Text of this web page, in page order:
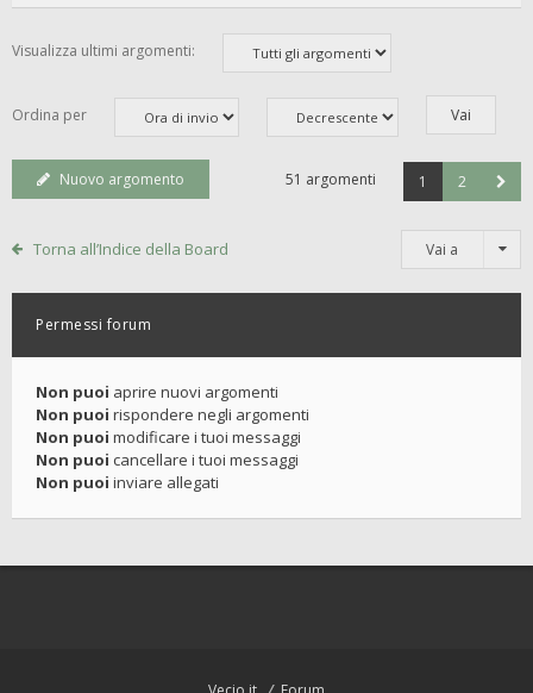
Visualizza ultimi argomenti:
Ordina per
Nuovo argomento 51 argomenti 1 2
Torna all’Indice della Board Vai a
Permessi forum
Non puoi aprire nuovi argomenti
Non puoi rispondere negli argomenti
Non puoi modificare i tuoi messaggi
Non puoi cancellare i tuoi messaggi
Non puoi inviare allegati